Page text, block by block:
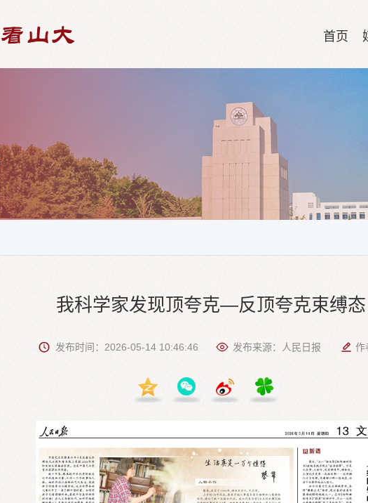
首页
我科学家发现顶夸克—反顶夸克束缚态
发布时间：2026-05-14 10:46:46 发布来源：人民日报 作